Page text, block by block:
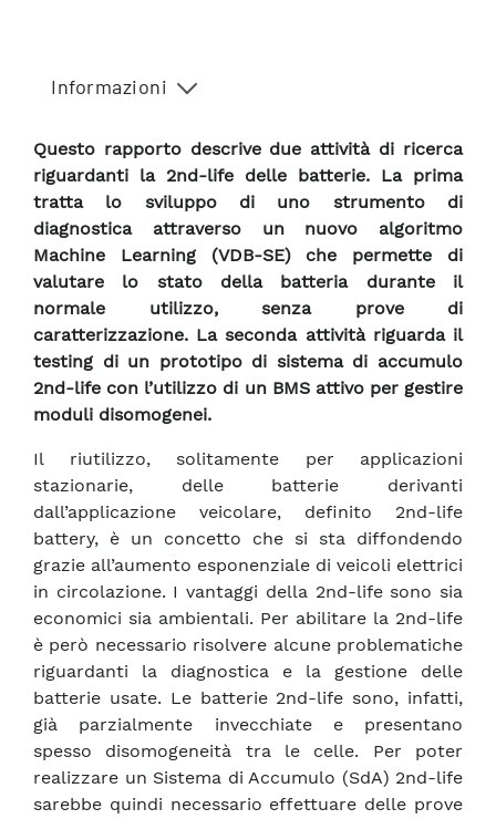
Informazioni
Questo rapporto descrive due attività di ricerca
riguardanti la 2nd-life delle batterie. La prima
tratta lo sviluppo di uno strumento di
diagnostica attraverso un nuovo algoritmo
Machine Learning (VDB-SE) che permette di
valutare lo stato della batteria durante il
normale utilizzo, senza prove di
caratterizzazione. La seconda attività riguarda il
testing di un prototipo di sistema di accumulo
2nd-life con l’utilizzo di un BMS attivo per gestire
moduli disomogenei.
Il riutilizzo, solitamente per applicazioni
stazionarie, delle batterie derivanti
dall’applicazione veicolare, definito 2nd-life
battery, è un concetto che si sta diffondendo
grazie all’aumento esponenziale di veicoli elettrici
in circolazione. I vantaggi della 2nd-life sono sia
economici sia ambientali. Per abilitare la 2nd-life
è però necessario risolvere alcune problematiche
riguardanti la diagnostica e la gestione delle
batterie usate. Le batterie 2nd-life sono, infatti,
già parzialmente invecchiate e presentano
spesso disomogeneità tra le celle. Per poter
realizzare un Sistema di Accumulo (SdA) 2nd-life
sarebbe quindi necessario effettuare delle prove